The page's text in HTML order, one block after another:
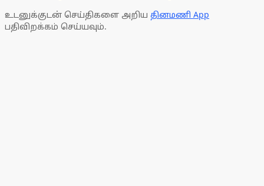
உடனுக்குடன் செய்திகளை அறிய தினமணி App
பதிவிறக்கம் செய்யவும்.